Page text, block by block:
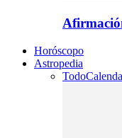
Horóscopo
Astropedia
Todo